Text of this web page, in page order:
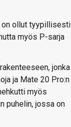
on ollut tyypillisesti
myös P-sarja
jonka
ja Mate 20 Pro:n
myös
puhelin, jossa on